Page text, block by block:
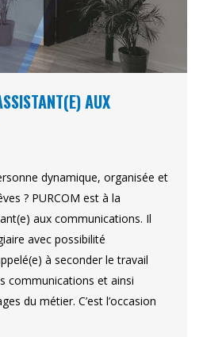
AUX
dynamique, organisée et
? PURCOM est à la
aux communications. Il
avec possibilité
à seconder le travail
communications et ainsi
du métier. C’est l’occasion